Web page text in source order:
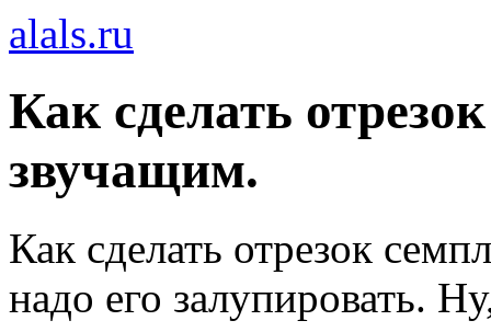
alals.ru
Как сделать
звучащим.
Как сделать отрезок
надо его залупировать.